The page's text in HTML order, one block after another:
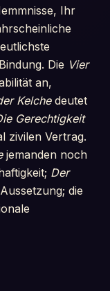
Ihr
Die Vier
an,
Kelchedeutet
Gerechtigkeit
zivilen Vertrag.
jemanden noch
Der
die